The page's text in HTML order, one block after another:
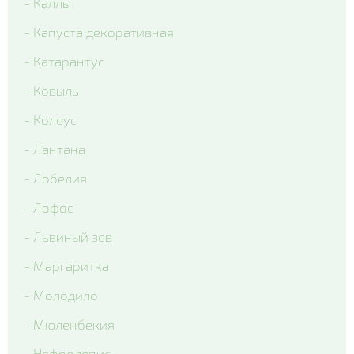
- Капуста декоративная
- Катарантус
- Ковыль
- Колеус
- Лантана
- Лобелия
- Лофос
- Львиный зев
- Маргаритка
- Молодило
- Мюленбекия